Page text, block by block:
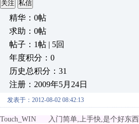
关注 私信
精华：0帖
求助：0帖
帖子：1帖 | 5回
年度积分：0
历史总积分：31
注册：2009年5月24日
发表于：2012-08-02 08:42:13
Touch_WIN 入门简单,上手快,是个好东西